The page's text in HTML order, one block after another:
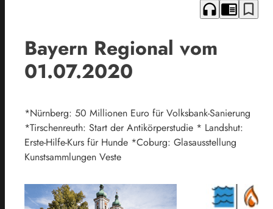
headphones chrome_reader_mode bookmark_border
Bayern Regional vom
01.07.2020
*Nürnberg: 50 Millionen Euro für Volksbank-Sanierung
*Tirschenreuth: Start der Antikörperstudie * Landshut:
Erste-Hilfe-Kurs für Hunde *Coburg: Glasausstellung
Kunstsammlungen Veste